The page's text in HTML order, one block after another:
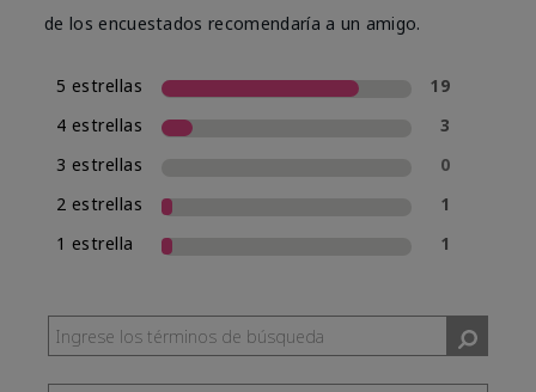
de los encuestados recomendaría a un amigo.
5 estrellas
19
4 estrellas
3
3 estrellas
0
2 estrellas
1
1 estrella
1